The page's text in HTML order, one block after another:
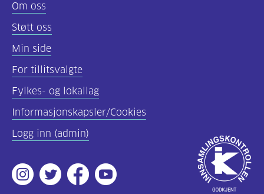
Om oss
Støtt oss
Min side
For tillitsvalgte
Fylkes- og lokallag
Informasjonskapsler/Cookies
Logg inn (admin)
Instagram
TwitterFacebookYoutube
Godkjent
av